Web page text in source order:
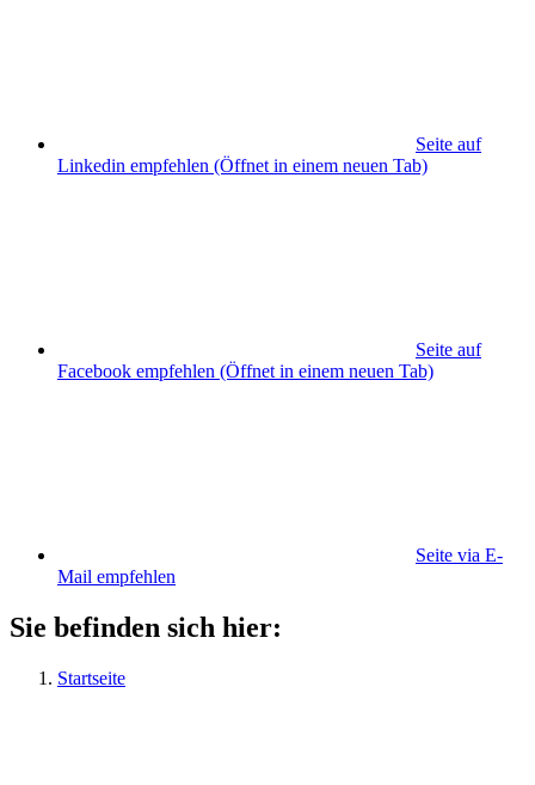
Seite auf
Linkedin empfehlen (Öffnet in einem neuen Tab)
Seite auf
Facebook empfehlen (Öffnet in einem neuen Tab)
Seite via E-
Mail empfehlen
Sie befinden sich hier:
Startseite